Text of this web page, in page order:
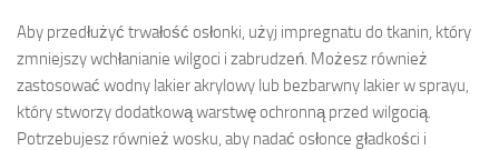
Aby przedłużyć trwałość osłonki, użyj impregnatu do tkanin, który
zmniejszy wchłanianie wilgoci i zabrudzeń. Możesz również
zastosować wodny lakier akrylowy lub bezbarwny lakier w sprayu,
który stworzy dodatkową warstwę ochronną przed wilgocią.
Potrzebujesz również wosku, aby nadać osłonce gładkości i